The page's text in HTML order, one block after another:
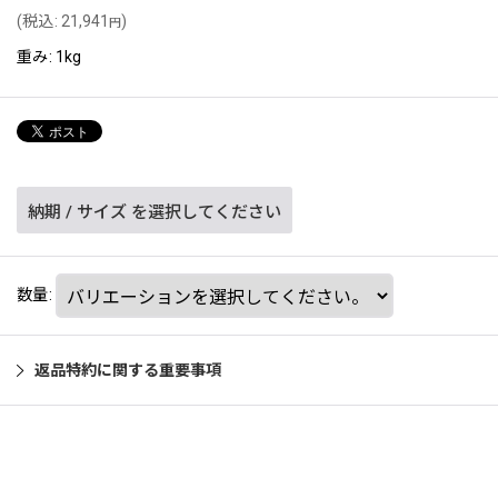
(税込: 21,941 円)
重み: 1kg
納期 / サイズ を選択してください
数量:
返品特約に関する重要事項